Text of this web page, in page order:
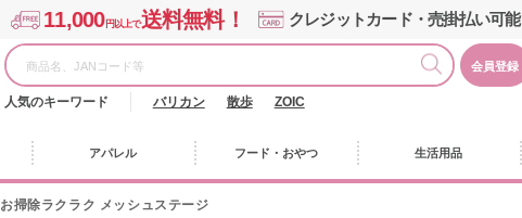
11,000円以上で送料無料！ クレジットカード・売掛払い可能
会員登録
人気のキーワード バリカン 散歩 ZOIC
アパレル フード・おやつ 生活用品
お掃除ラクラク メッシュステージ